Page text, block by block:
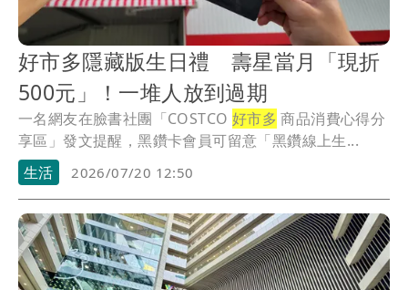
好市多隱藏版生日禮 壽星當月「現折
500元」！一堆人放到過期
一名網友在臉書社團「COSTCO 好市多 商品消費心得分
享區」發文提醒，黑鑽卡會員可留意「黑鑽線上生...
生活
2026/07/20 12:50